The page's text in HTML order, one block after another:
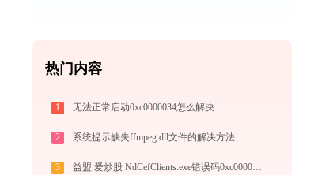
热门内容
1 无法正常启动0xc0000034怎么解决
2 系统提示缺失ffmpeg.dll文件的解决方法
3 益盟 爱炒股 NdCefClients.exe错误码0xc000007b处理办法